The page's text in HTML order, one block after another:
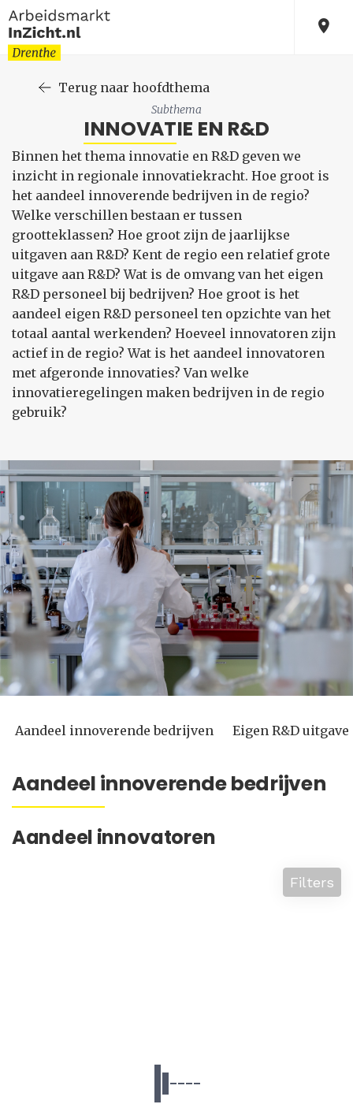
Terug naar hoofdthema
Subthema
INNOVATIE EN R&D
Binnen het thema innovatie en R&D geven we
inzicht in regionale innovatiekracht. Hoe groot is
het aandeel innoverende bedrijven in de regio?
Welke verschillen bestaan er tussen
grootteklassen? Hoe groot zijn de jaarlijkse
uitgaven aan R&D? Kent de regio een relatief grote
uitgave aan R&D? Wat is de omvang van het eigen
R&D personeel bij bedrijven? Hoe groot is het
aandeel eigen R&D personeel ten opzichte van het
totaal aantal werkenden? Hoeveel innovatoren zijn
actief in de regio? Wat is het aandeel innovatoren
met afgeronde innovaties? Van welke
innovatieregelingen maken bedrijven in de regio
gebruik?
Aandeel innoverende bedrijven Eigen R&D
Aandeel innoverende bedrijven
Aandeel innovatoren
Filters